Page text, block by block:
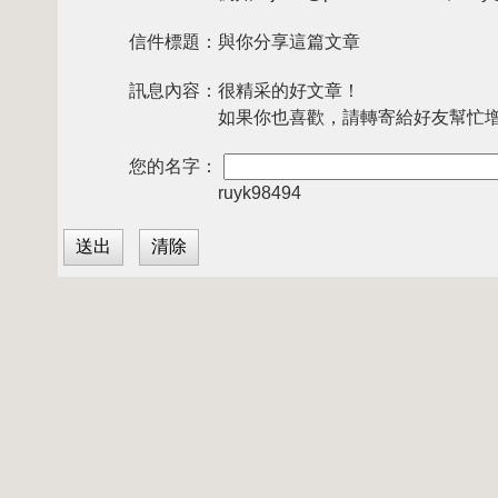
信件標題： 與你分享這篇文章
訊息內容： 很精采的好文章！
如果你也喜歡，請轉寄給好友幫忙
您的名字：
ruyk98494